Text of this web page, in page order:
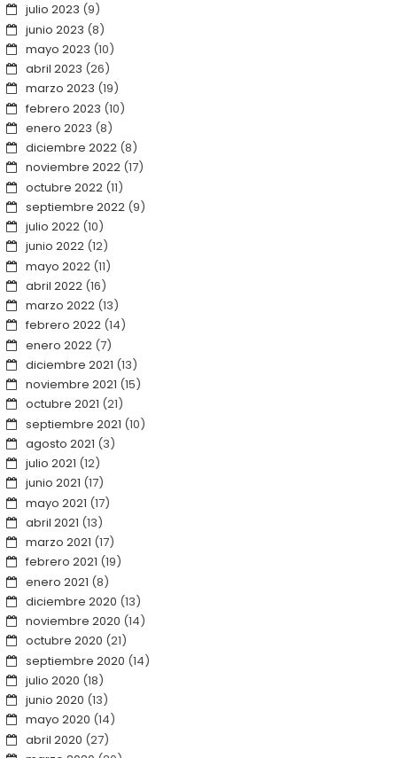
julio 2023 (9)
junio 2023 (8)
mayo 2023 (10)
abril 2023 (26)
marzo 2023 (19)
febrero 2023 (10)
enero 2023 (8)
diciembre 2022(8)
noviembre 2022(17)
octubre 2022(11)
septiembre 2022(9)
julio 2022(10)
junio 2022(12)
mayo 2022(11)
abril 2022(16)
marzo 2022(13)
febrero 2022(14)
enero 2022(7)
diciembre 2021 (13)
noviembre 2021 (15)
octubre 2021 (21)
septiembre 2021 (10)
agosto 2021 (3)
julio 2021 (12)
junio 2021 (17)
mayo 2021 (17)
abril 2021 (13)
marzo 2021 (17)
febrero 2021 (19)
enero 2021 (8)
diciembre 2020 (13)
noviembre 2020 (14)
octubre 2020 (21)
septiembre 2020 (14)
julio 2020 (18)
junio 2020 (13)
mayo 2020 (14)
abril 2020 (27)